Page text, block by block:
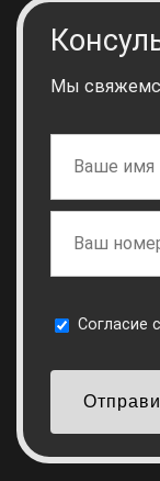
Мы
Cогласие